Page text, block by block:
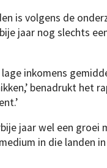
is volgens de
jaar nog slechts
inkomens
benadrukt het
jaar wel een groei
in die landen